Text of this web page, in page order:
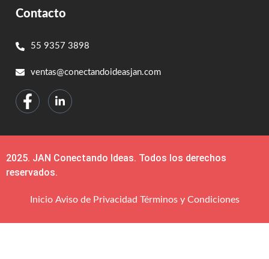
Contacto
55 9357 3898
ventas@conectandoideasjan.com
2025. JAN Conectando Ideas. Todos los derechos
reservados.
Inicio Aviso de Privacidad Términos y Condiciones